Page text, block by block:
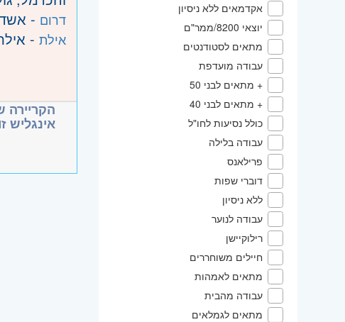
אקדמאים ללא ניסיון
יוצאי 8200/ממר"ם
מתאים לסטודנטים
עבודה מועדפת
+ מתאים לבני 50
+ מתאים לבני 40
כולל נסיעות לחו"ל
עבודה בלילה
פרילאנס
דוברי שפות
ללא ניסיון
עבודה לנוער
רילוקיישן
חיילים משוחררים
מתאים לאמהות
עבודה מהבית
מתאים לגמלאים
דרום -
אילת -
הקריירה
אינגליש